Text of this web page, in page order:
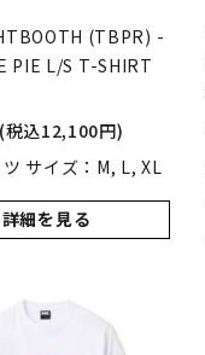
(TBPR) -
PIE L/S T-SHIRT
込12,100円)
サイズ：M, L, XL
詳細を見る